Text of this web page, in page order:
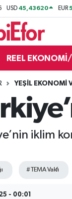
USD 45,43620 EUR
REEL
YEŞİL EKONOMİ
iklim
#TEMA Vakfı
- 00:01